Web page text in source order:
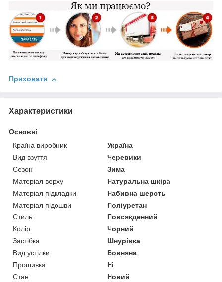
Приховати
Характеристики
Основні
Країна виробник
Україна
Вид взуття
Черевики
Сезон
Зима
Матеріал верху
Натуральна шкіра
Матеріал підкладки
Набивна шерсть
Матеріал підошви
Поліуретан
Стиль
Повсякденний
Колір
Чорний
Застібка
Шнурівка
Вид устілки
Вовняна
Прошивка
Ні
Стан
Новий